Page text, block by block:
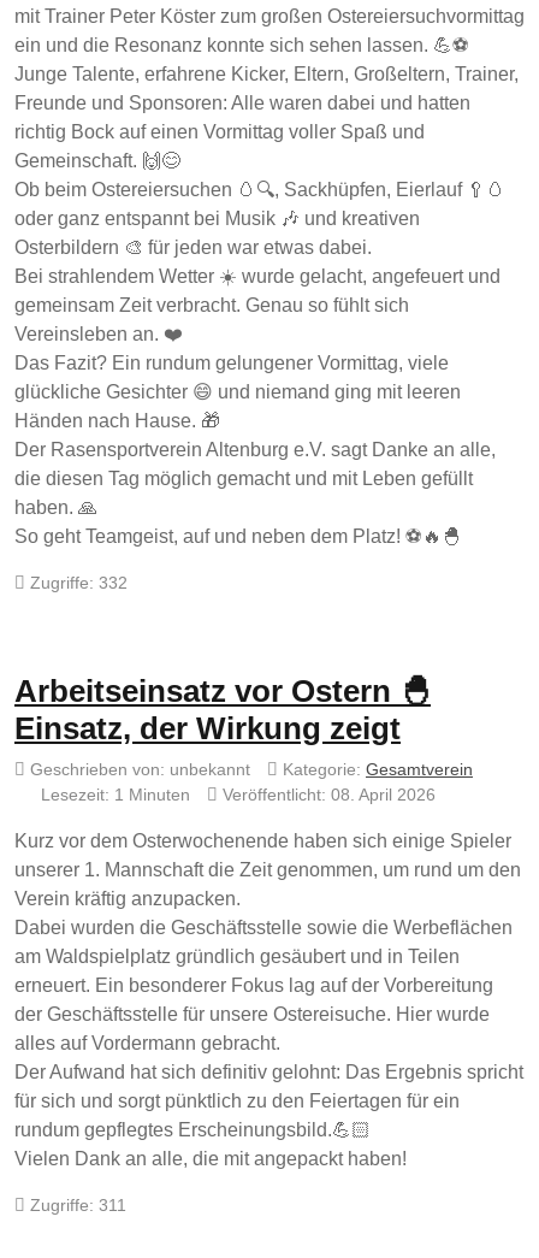
mit Trainer Peter Köster zum großen Ostereiersuchvormittag
ein und die Resonanz konnte sich sehen lassen. 💪⚽
Junge Talente, erfahrene Kicker, Eltern, Großeltern, Trainer,
Freunde und Sponsoren: Alle waren dabei und hatten
richtig Bock auf einen Vormittag voller Spaß und
Gemeinschaft. 🙌😊
Ob beim Ostereiersuchen 🥚🔍, Sackhüpfen, Eierlauf 🥄🥚
oder ganz entspannt bei Musik 🎶 und kreativen
Osterbildern 🎨 für jeden war etwas dabei.
Bei strahlendem Wetter ☀️ wurde gelacht, angefeuert und
gemeinsam Zeit verbracht. Genau so fühlt sich
Vereinsleben an. ❤️
Das Fazit? Ein rundum gelungener Vormittag, viele
glückliche Gesichter 😄 und niemand ging mit leeren
Händen nach Hause. 🎁
Der Rasensportverein Altenburg e.V. sagt Danke an alle,
die diesen Tag möglich gemacht und mit Leben gefüllt
haben. 🙏
So geht Teamgeist, auf und neben dem Platz! ⚽🔥🐣
Zugriffe: 332
Arbeitseinsatz vor Ostern 🐣
Einsatz, der Wirkung zeigt
Geschrieben von: unbekannt Kategorie: Gesamtverein
Lesezeit: 1 Minuten
Veröffentlicht: 08. April 2026
Kurz vor dem Osterwochenende haben sich einige Spieler
unserer 1. Mannschaft die Zeit genommen, um rund um den
Verein kräftig anzupacken.
Dabei wurden die Geschäftsstelle sowie die Werbeflächen
am Waldspielplatz gründlich gesäubert und in Teilen
erneuert. Ein besonderer Fokus lag auf der Vorbereitung
der Geschäftsstelle für unsere Ostereisuche. Hier wurde
alles auf Vordermann gebracht.
Der Aufwand hat sich definitiv gelohnt: Das Ergebnis spricht
für sich und sorgt pünktlich zu den Feiertagen für ein
rundum gepflegtes Erscheinungsbild.💪🏻
Vielen Dank an alle, die mit angepackt haben!
Zugriffe: 311